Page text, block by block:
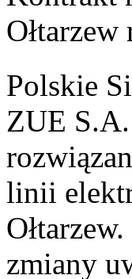
Polskie
ZUE
linii
zmiany